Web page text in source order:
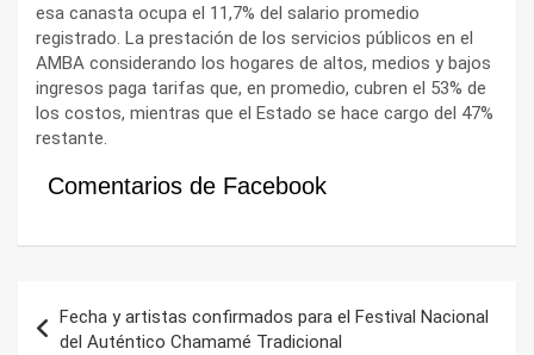
esa canasta ocupa el 11,7% del salario promedio
registrado. La prestación de los servicios públicos en el
AMBA considerando los hogares de altos, medios y bajos
ingresos paga tarifas que, en promedio, cubren el 53% de
los costos, mientras que el Estado se hace cargo del 47%
restante.
Comentarios de Facebook
de
Fecha y artistas confirmados para el Festival Nacional
del Auténtico Chamamé Tradicional